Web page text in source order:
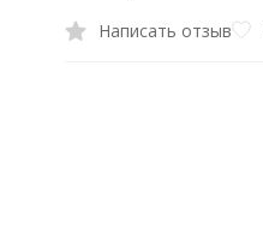
Написать отзыв